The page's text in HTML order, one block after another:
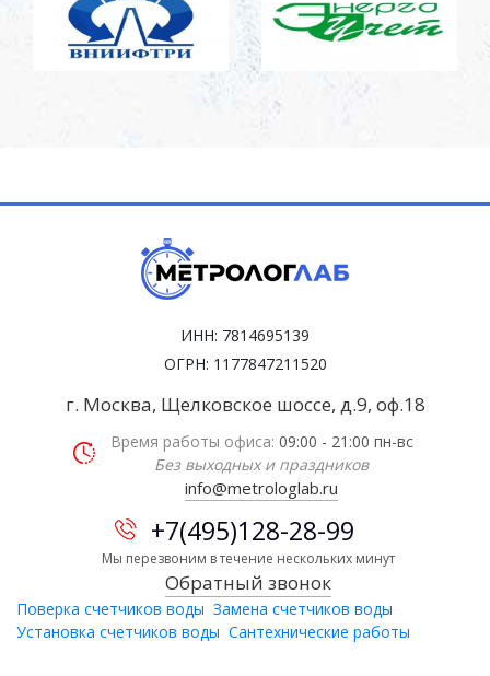
ИНН: 7814695139
ОГРН: 1177847211520
г. Москва, Щелковское шоссе, д.9, оф.18
Время работы офиса: 09:00 - 21:00 пн-вс
Без выходных и праздников
info@metrologlab.ru
+7(495)128-28-99
Мы перезвоним в течение нескольких минут
Обратный звонок
Поверка счетчиков воды Замена счетчиков воды
Установка счетчиков воды Сантехнические работы